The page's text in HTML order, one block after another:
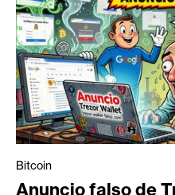
Bitcoin
Anuncio falso de